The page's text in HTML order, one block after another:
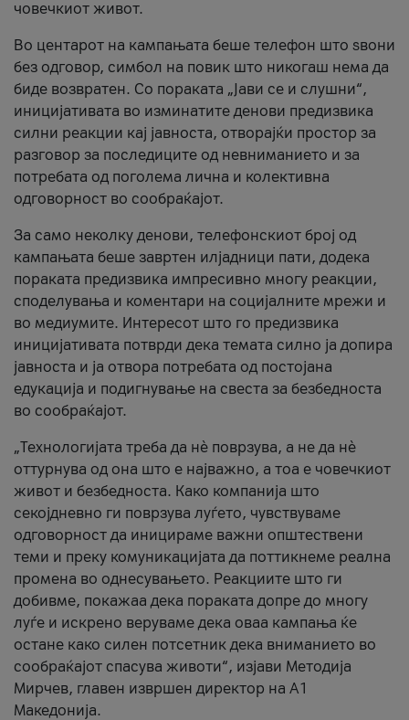
човечкиот живот.
Во центарот на кампањата беше телефон што ѕвони
без одговор, симбол на повик што никогаш нема да
биде возвратен. Со пораката „Јави се и слушни“,
иницијативата во изминатите денови предизвика
силни реакции кај јавноста, отворајќи простор за
разговор за последиците од невниманието и за
потребата од поголема лична и колективна
одговорност во сообраќајот.
За само неколку денови, телефонскиот број од
кампањата беше завртен илјадници пати, додека
пораката предизвика импресивно многу реакции,
споделувања и коментари на социјалните мрежи и
во медиумите. Интересот што го предизвика
иницијативата потврди дека темата силно ја допира
јавноста и ја отвора потребата од постојана
едукација и подигнување на свеста за безбедноста
во сообраќајот.
„Технологијата треба да нè поврзува, а не да нè
оттурнува од она што е најважно, а тоа е човечкиот
живот и безбедноста. Како компанија што
секојдневно ги поврзува луѓето, чувствуваме
одговорност да иницираме важни општествени
теми и преку комуникацијата да поттикнеме реална
промена во однесувањето. Реакциите што ги
добивме, покажаа дека пораката допре до многу
луѓе и искрено веруваме дека оваа кампања ќе
остане како силен потсетник дека вниманието во
сообраќајот спасува животи“, изјави Методија
Мирчев, главен извршен директор на А1
Македонија.